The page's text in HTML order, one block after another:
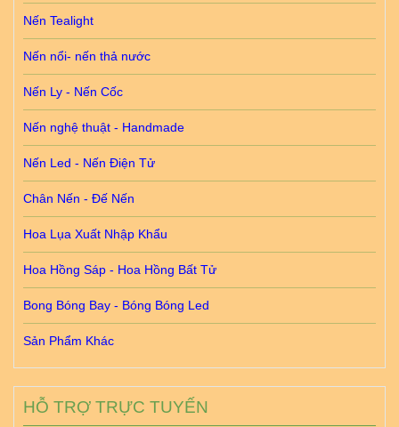
Nến Tealight
Nến nổi- nến thả nước
Nến Ly - Nến Cốc
Nến nghệ thuật - Handmade
Nến Led - Nến Điện Tử
Chân Nến - Đế Nến
Hoa Lụa Xuất Nhập Khẩu
Hoa Hồng Sáp - Hoa Hồng Bất Tử
Bong Bóng Bay - Bóng Bóng Led
Sản Phẩm Khác
HỖ TRỢ TRỰC TUYẾN